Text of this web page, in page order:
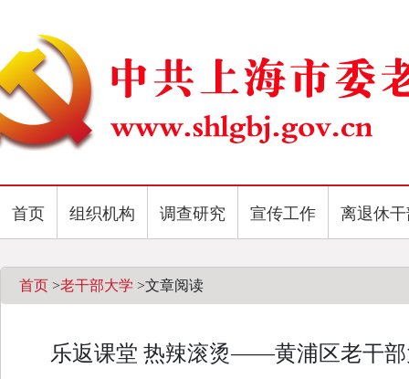
首页 组织机构 调查研究 宣传工作 离退休
首页 >老干部大学 >文章阅读
乐返课堂 热辣滚烫——黄浦区老干部